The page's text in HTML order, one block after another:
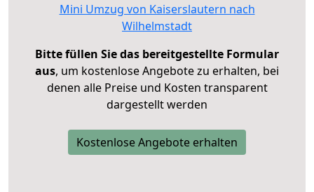
Mini Umzug von Kaiserslautern nach
Wilhelmstadt
Bitte füllen Sie das bereitgestellte Formular
aus, um kostenlose Angebote zu erhalten, bei
denen alle Preise und Kosten transparent
dargestellt werden
Kostenlose Angebote erhalten